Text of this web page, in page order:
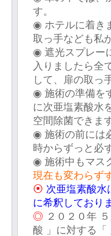
す。
◉ ホテルに着き
取っ手なども私
◉ 遮光スプレー
入りましたら全
して、扉の取っ
◉ 施術の準備を
に次亜塩素酸水
空間除菌できま
◉ 施術の前には
時からずっと必
◉ 施術中もマス
現在も変わらず
⦿ 次亜塩素酸水
に希釈しており
◎ ２０２０年
酸 」に対する「